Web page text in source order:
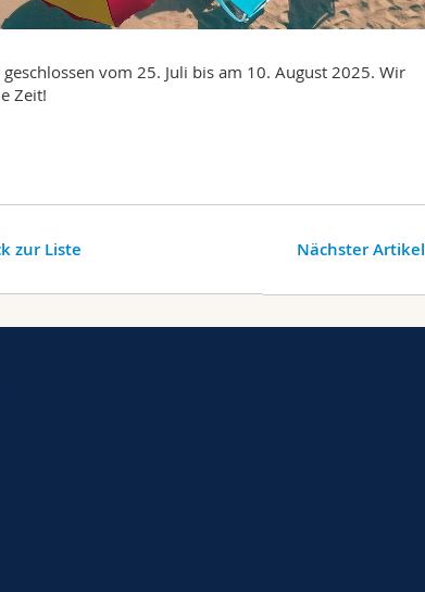
vom 25. Juli bis am 10. August 2025. Wir
Zeit!
Nächster Artikel
zur Liste